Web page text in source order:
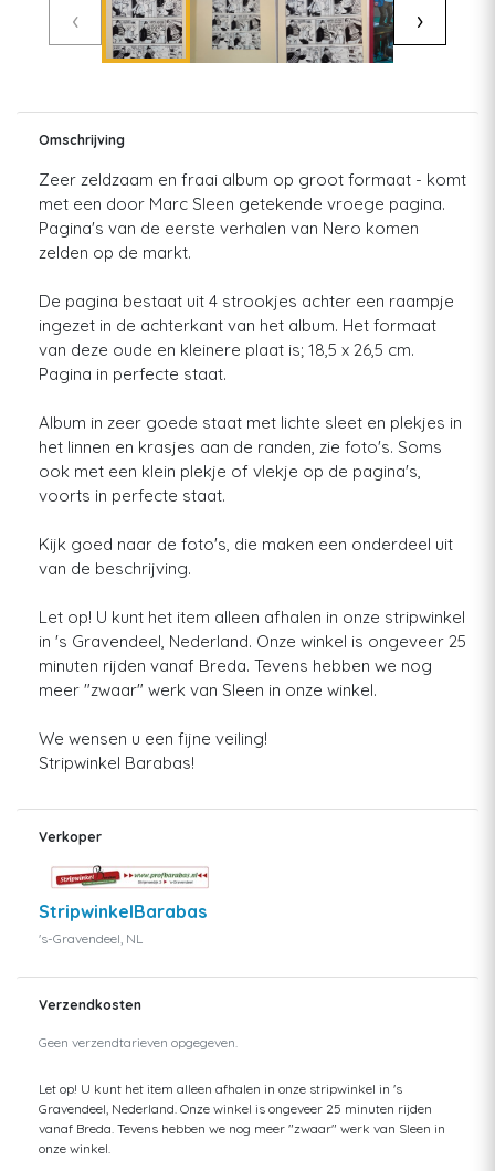
‹ ›
Omschrijving
Zeer zeldzaam en fraai album op groot formaat - komt
met een door Marc Sleen getekende vroege pagina.
Pagina's van de eerste verhalen van Nero komen
zelden op de markt.
De pagina bestaat uit 4 strookjes achter een raampje
ingezet in de achterkant van het album. Het formaat
van deze oude en kleinere plaat is; 18,5 x 26,5 cm.
Pagina in perfecte staat.
Album in zeer goede staat met lichte sleet en plekjes in
het linnen en krasjes aan de randen, zie foto's. Soms
ook met een klein plekje of vlekje op de pagina's,
voorts in perfecte staat.
Kijk goed naar de foto's, die maken een onderdeel uit
van de beschrijving.
Let op! U kunt het item alleen afhalen in onze stripwinkel
in 's Gravendeel, Nederland. Onze winkel is ongeveer 25
minuten rijden vanaf Breda. Tevens hebben we nog
meer "zwaar" werk van Sleen in onze winkel.
We wensen u een fijne veiling!
Stripwinkel Barabas!
Verkoper
StripwinkelBarabas
's-Gravendeel, NL
Verzendkosten
Geen verzendtarieven opgegeven.
Let op! U kunt het item alleen afhalen in onze stripwinkel in 's
Gravendeel, Nederland. Onze winkel is ongeveer 25 minuten rijden
vanaf Breda. Tevens hebben we nog meer "zwaar" werk van Sleen in
onze winkel.